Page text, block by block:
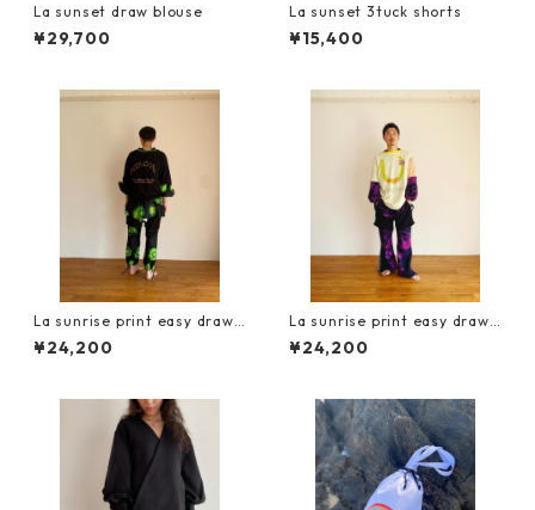
La sunset draw blouse
¥29,700
La sunset 3tuck shorts
¥15,400
La sunrise print easy drawc
ord pants
¥24,200
La sunrise print easy drawc
ord pants
¥24,200